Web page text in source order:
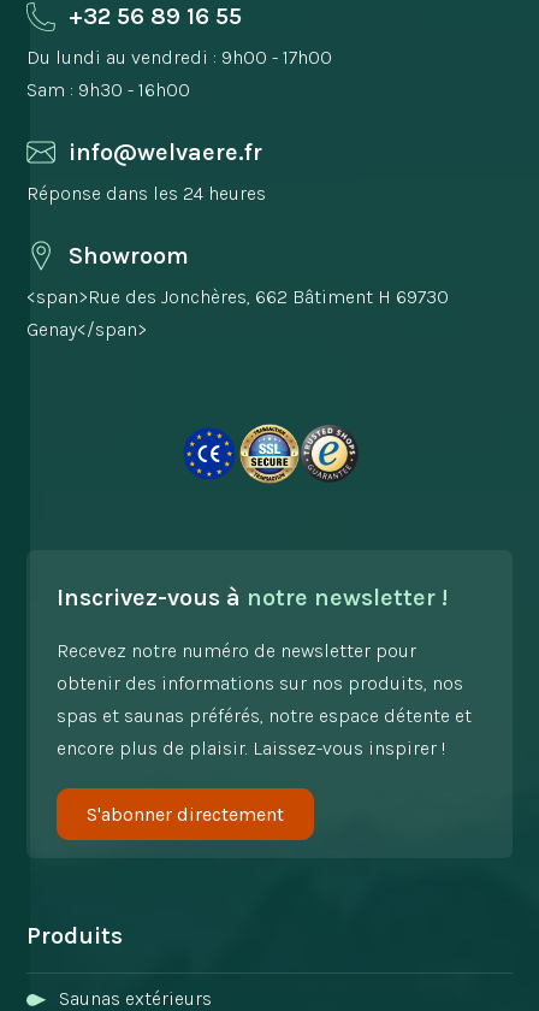
+32 56 89 16 55
Du lundi au vendredi : 9h00 - 17h00
Sam : 9h30 - 16h00
info@welvaere.fr
Réponse dans les 24 heures
Showroom
<span>Rue des Jonchères, 662 Bâtiment H 69730
Genay</span>
Inscrivez-vous à notre newsletter !
Recevez notre numéro de newsletter pour
obtenir des informations sur nos produits, nos
spas et saunas préférés, notre espace détente et
encore plus de plaisir. Laissez-vous inspirer !
S'abonner directement
Produits
Saunas extérieurs